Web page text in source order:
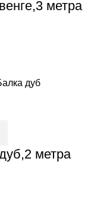
метра
метра